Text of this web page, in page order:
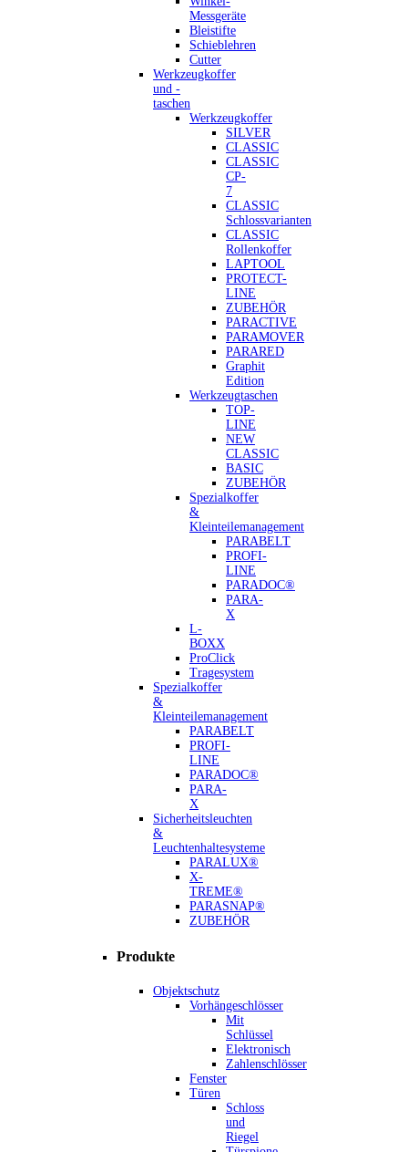
Messgeräte
Bleistifte
Schieblehren
Cutter
Werkzeugkoffer
und -
taschen
Werkzeugkoffer
SILVER
CLASSIC
CLASSIC
CP-
7
CLASSIC
Schlossvarianten
CLASSIC
Rollenkoffer
LAPTOOL
PROTECT-
LINE
ZUBEHÖR
PARACTIVE
PARAMOVER
PARARED
Graphit
Edition
Werkzeugtaschen
TOP-
LINE
NEW
CLASSIC
BASIC
ZUBEHÖR
Spezialkoffer
&
Kleinteilemanagement
PARABELT
PROFI-
LINE
PARADOC®
PARA-
X
L-
BOXX
ProClick
Tragesystem
Spezialkoffer
&
Kleinteilemanagement
PARABELT
PROFI-
LINE
PARADOC®
PARA-
X
Sicherheitsleuchten
&
Leuchtenhaltesysteme
PARALUX®
X-
TREME®
PARASNAP®
ZUBEHÖR
Produkte
Objektschutz
Vorhängeschlösser
Mit
Schlüssel
Elektronisch
Zahlenschlösser
Fenster
Türen
Schloss
und
Riegel